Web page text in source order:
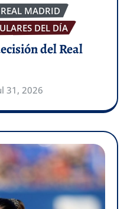
REAL MADRID
DEL DÍA
del Real
31, 2026